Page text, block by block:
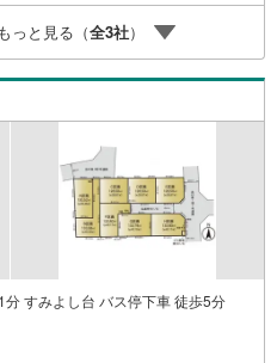
ちしております!!
っと見る（全3社）
すみよし台 バス停下車 徒歩5分